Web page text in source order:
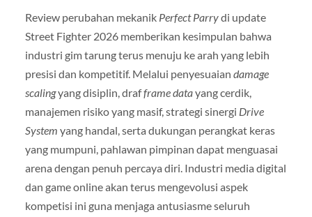
Review perubahan mekanik Perfect Parrydi update
Street Fighter 2026 memberikan kesimpulan bahwa
industri gim tarung terus menuju ke arah yang lebih
presisi dan kompetitif. Melalui penyesuaian damage
scalingyang disiplin, drafframe datayang cerdik,
manajemen risiko yang masif, strategi sinergi Drive
System yang handal, serta dukungan perangkat keras
yang mumpuni, pahlawan pimpinan dapat menguasai
arena dengan penuh percaya diri. Industri media digital
dan game online akan terus mengevolusi aspek
kompetisi ini guna menjaga antusiasme seluruh